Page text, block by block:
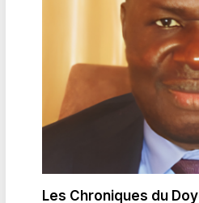
Les Chroniques du